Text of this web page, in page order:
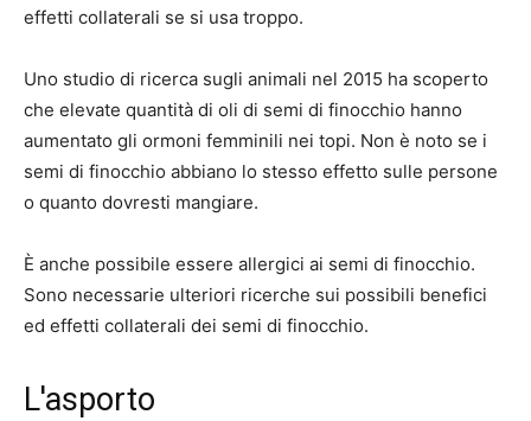
effetti collaterali se si usa troppo.
Uno studio di ricerca sugli animali nel 2015 ha scoperto
che elevate quantità di oli di semi di finocchio hanno
aumentato gli ormoni femminili nei topi. Non è noto se i
semi di finocchio abbiano lo stesso effetto sulle persone
o quanto dovresti mangiare.
È anche possibile essere allergici ai semi di finocchio.
Sono necessarie ulteriori ricerche sui possibili benefici
ed effetti collaterali dei semi di finocchio.
L'asporto